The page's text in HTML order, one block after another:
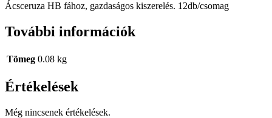
Ácsceruza HB fához, gazdaságos kiszerelés. 12db/csomag
További információk
Tömeg 0.08 kg
Értékelések
Még nincsenek értékelések.